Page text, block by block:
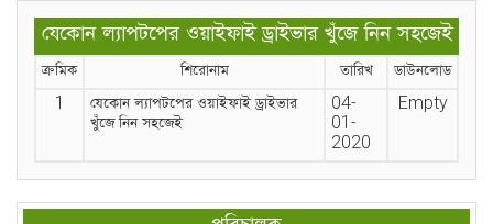
যেকোন ল্যাপটপের ওয়াইফাই ড্রাইভার খুঁজে নিন সহজেই
ক্রমিক শিরোনাম তারিখ
ডাউনলোড
1
যেকোন ল্যাপটপের ওয়াইফাই ড্রাইভার
খুঁজে নিন সহজেই
04-
01-
2020
Empty